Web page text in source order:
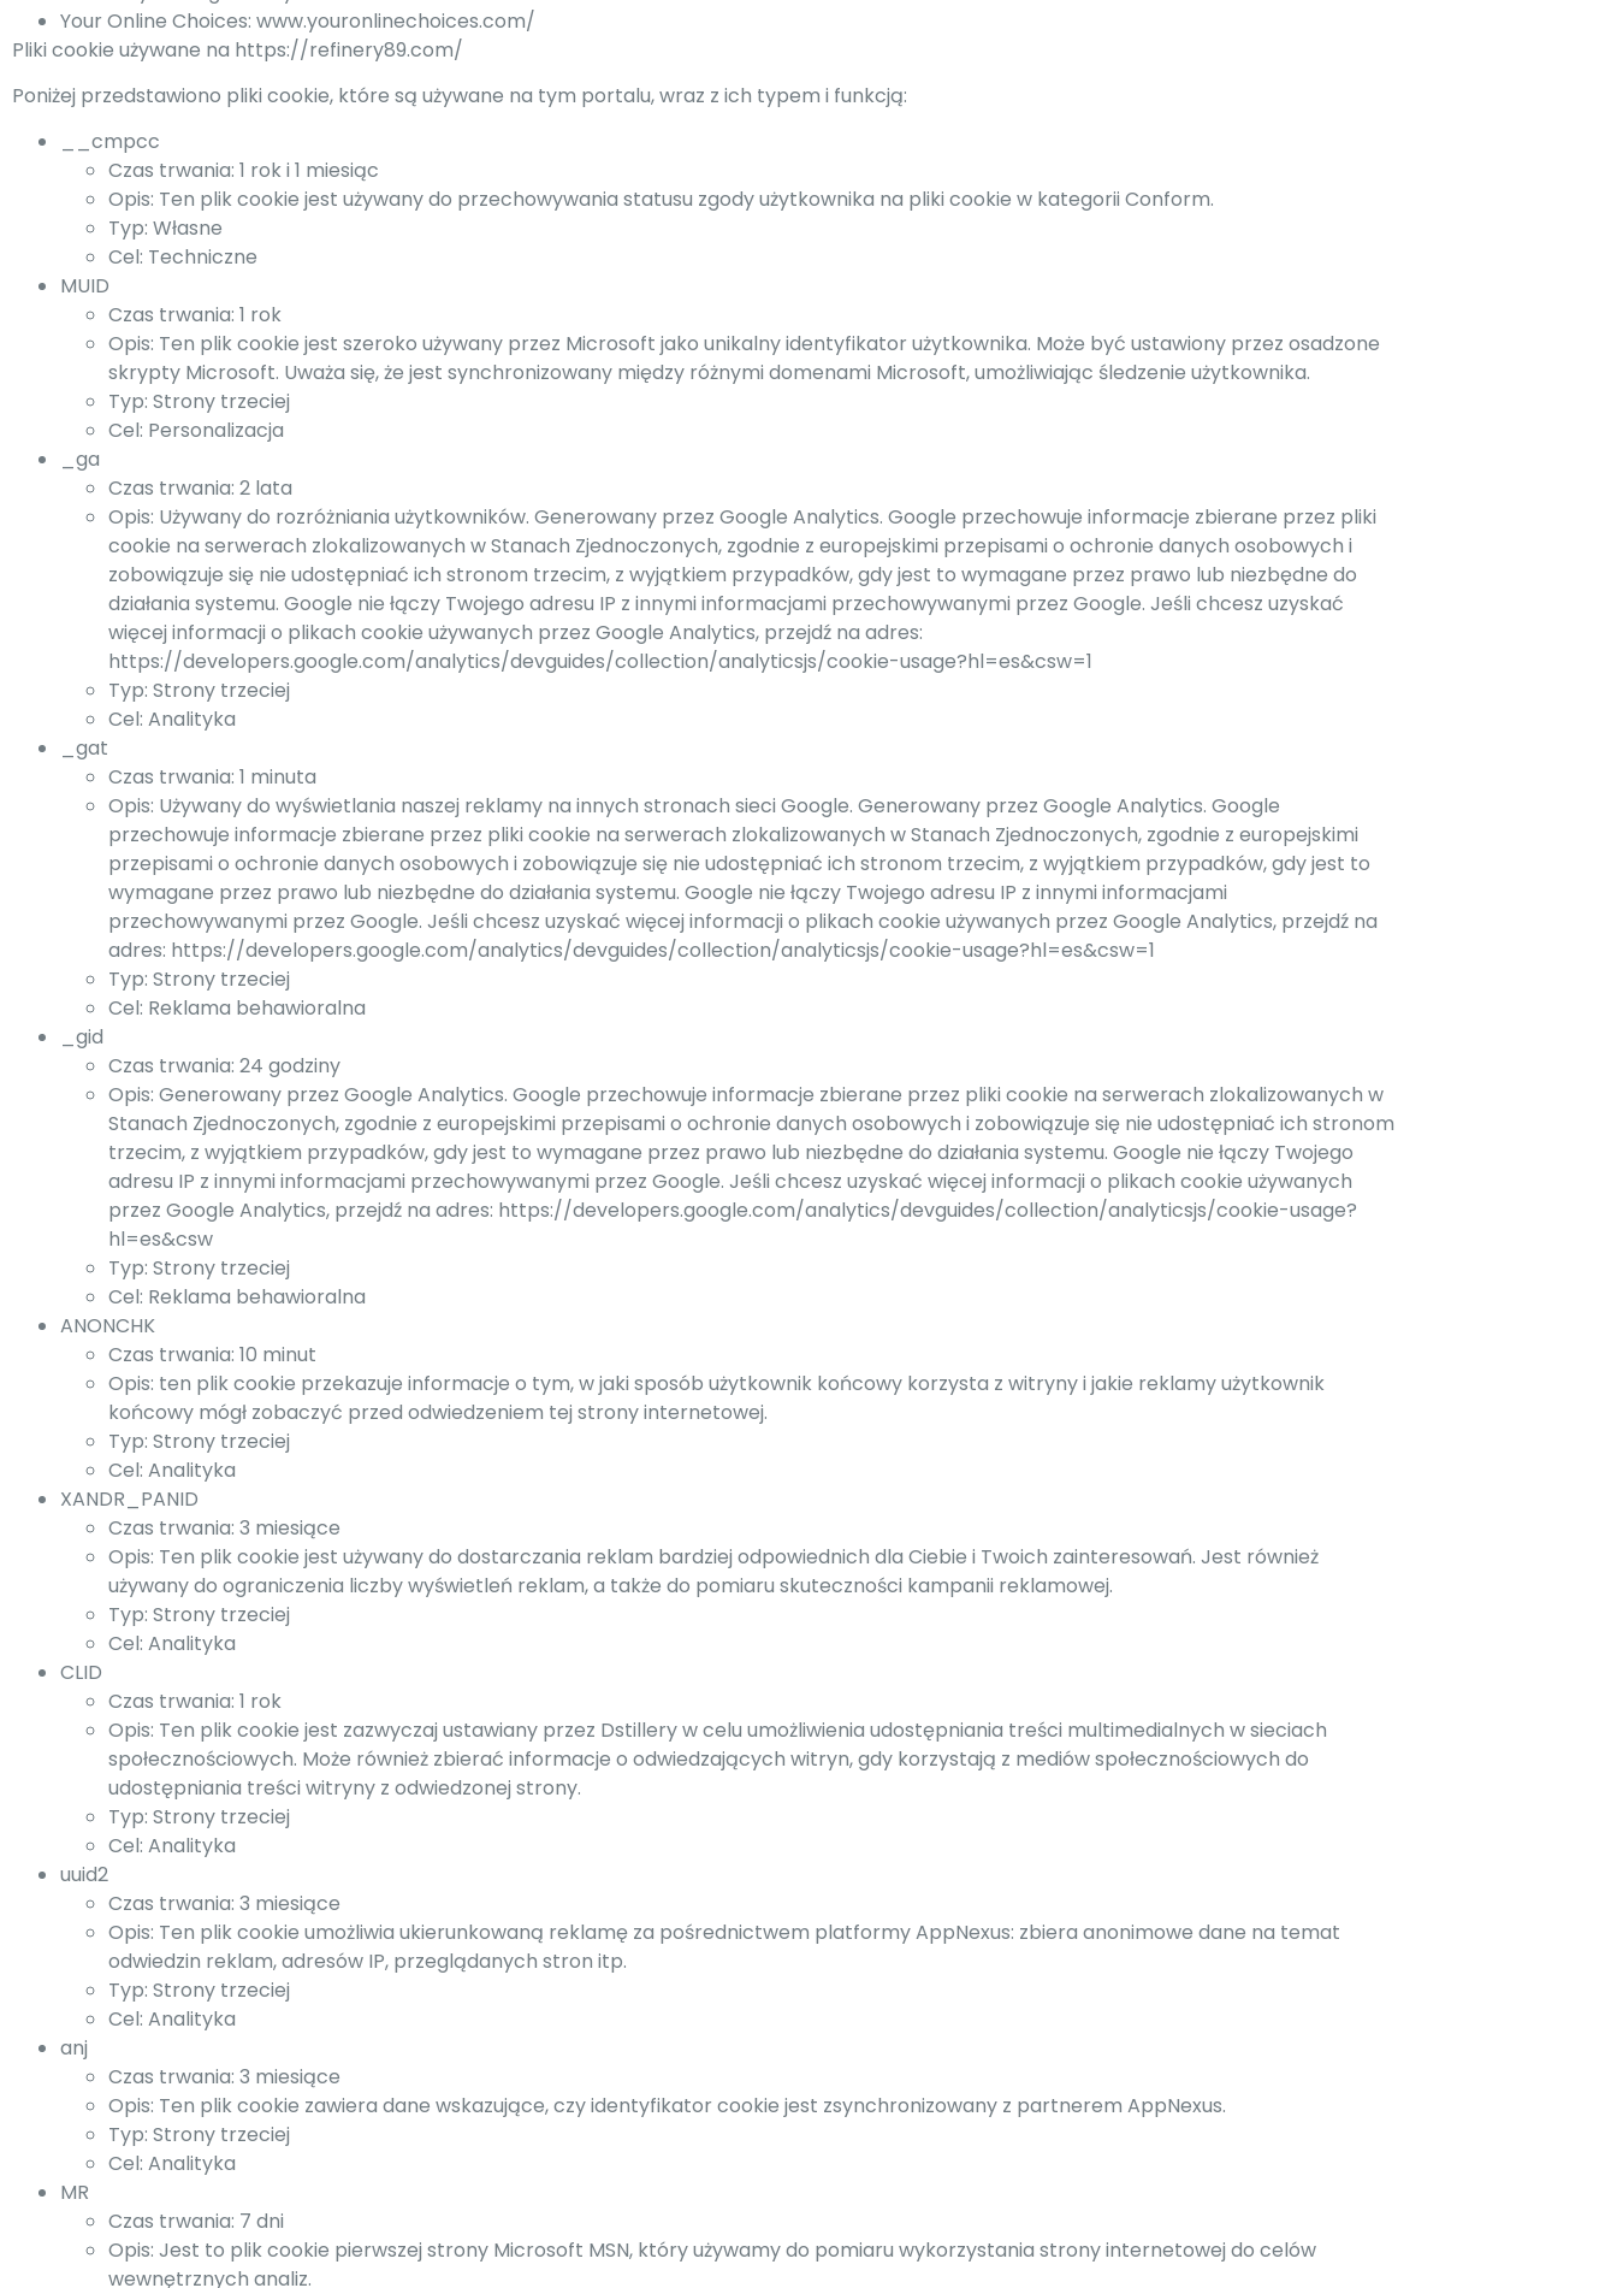
Your Online Choices: www.youronlinechoices.com/
Pliki cookie używane na https://refinery89.com/
Poniżej przedstawiono pliki cookie, które są używane na tym portalu, wraz z ich typem i funkcją:
__cmpcc
Czas trwania: 1 rok i 1 miesiąc
Opis: Ten plik cookie jest używany do przechowywania statusu zgody użytkownika na pliki cookie w kategorii Conform.
Typ: Własne
Cel: Techniczne
MUID
Czas trwania: 1 rok
Opis: Ten plik cookie jest szeroko używany przez Microsoft jako unikalny identyfikator użytkownika. Może być ustawiony przez osadzone
skrypty Microsoft. Uważa się, że jest synchronizowany między różnymi domenami Microsoft, umożliwiając śledzenie użytkownika.
Typ: Strony trzeciej
Cel: Personalizacja
_ga
Czas trwania: 2 lata
Opis: Używany do rozróżniania użytkowników. Generowany przez Google Analytics. Google przechowuje informacje zbierane przez pliki
cookie na serwerach zlokalizowanych w Stanach Zjednoczonych, zgodnie z europejskimi przepisami o ochronie danych osobowych i
zobowiązuje się nie udostępniać ich stronom trzecim, z wyjątkiem przypadków, gdy jest to wymagane przez prawo lub niezbędne do
działania systemu. Google nie łączy Twojego adresu IP z innymi informacjami przechowywanymi przez Google. Jeśli chcesz uzyskać
więcej informacji o plikach cookie używanych przez Google Analytics, przejdź na adres:
https://developers.google.com/analytics/devguides/collection/analyticsjs/cookie-usage?hl=es&csw=1
Typ: Strony trzeciej
Cel: Analityka
_gat
Czas trwania: 1 minuta
Opis: Używany do wyświetlania naszej reklamy na innych stronach sieci Google. Generowany przez Google Analytics. Google
przechowuje informacje zbierane przez pliki cookie na serwerach zlokalizowanych w Stanach Zjednoczonych, zgodnie z europejskimi
przepisami o ochronie danych osobowych i zobowiązuje się nie udostępniać ich stronom trzecim, z wyjątkiem przypadków, gdy jest to
wymagane przez prawo lub niezbędne do działania systemu. Google nie łączy Twojego adresu IP z innymi informacjami
przechowywanymi przez Google. Jeśli chcesz uzyskać więcej informacji o plikach cookie używanych przez Google Analytics, przejdź na
adres: https://developers.google.com/analytics/devguides/collection/analyticsjs/cookie-usage?hl=es&csw=1
Typ: Strony trzeciej
Cel: Reklama behawioralna
_gid
Czas trwania: 24 godziny
Opis: Generowany przez Google Analytics. Google przechowuje informacje zbierane przez pliki cookie na serwerach zlokalizowanych w
Stanach Zjednoczonych, zgodnie z europejskimi przepisami o ochronie danych osobowych i zobowiązuje się nie udostępniać ich stronom
trzecim, z wyjątkiem przypadków, gdy jest to wymagane przez prawo lub niezbędne do działania systemu. Google nie łączy Twojego
adresu IP z innymi informacjami przechowywanymi przez Google. Jeśli chcesz uzyskać więcej informacji o plikach cookie używanych
przez Google Analytics, przejdź na adres: https://developers.google.com/analytics/devguides/collection/analyticsjs/cookie-usage?
hl=es&csw
Typ: Strony trzeciej
Cel: Reklama behawioralna
ANONCHK
Czas trwania: 10 minut
Opis: ten plik cookie przekazuje informacje o tym, w jaki sposób użytkownik końcowy korzysta z witryny i jakie reklamy użytkownik
końcowy mógł zobaczyć przed odwiedzeniem tej strony internetowej.
Typ: Strony trzeciej
Cel: Analityka
XANDR_PANID
Czas trwania: 3 miesiące
Opis: Ten plik cookie jest używany do dostarczania reklam bardziej odpowiednich dla Ciebie i Twoich zainteresowań. Jest również
używany do ograniczenia liczby wyświetleń reklam, a także do pomiaru skuteczności kampanii reklamowej.
Typ: Strony trzeciej
Cel: Analityka
CLID
Czas trwania: 1 rok
Opis: Ten plik cookie jest zazwyczaj ustawiany przez Dstillery w celu umożliwienia udostępniania treści multimedialnych w sieciach
społecznościowych. Może również zbierać informacje o odwiedzających witryn, gdy korzystają z mediów społecznościowych do
udostępniania treści witryny z odwiedzonej strony.
Typ: Strony trzeciej
Cel: Analityka
uuid2
Czas trwania: 3 miesiące
Opis: Ten plik cookie umożliwia ukierunkowaną reklamę za pośrednictwem platformy AppNexus: zbiera anonimowe dane na temat
odwiedzin reklam, adresów IP, przeglądanych stron itp.
Typ: Strony trzeciej
Cel: Analityka
anj
Czas trwania: 3 miesiące
Opis: Ten plik cookie zawiera dane wskazujące, czy identyfikator cookie jest zsynchronizowany z partnerem AppNexus.
Typ: Strony trzeciej
Cel: Analityka
MR
Czas trwania: 7 dni
Opis: Jest to plik cookie pierwszej strony Microsoft MSN, który używamy do pomiaru wykorzystania strony internetowej do celów
wewnętrznych analiz.